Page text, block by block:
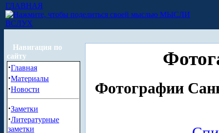
ГЛАВНАЯ
МЫСЛИ
ВСЛУХ
Навигация по
сайту
·Главная
·Материалы
·Новости
·Заметки
·Литературные
заметки
Фотографии